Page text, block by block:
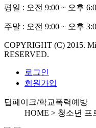
평일 : 오전 9:00 ~ 오후
주말 : 오전 9:00 ~ 오후
COPYRIGHT (C) 2015.
RESERVED.
로그인
회원가입
딥페이크/학교폭력예방
HOME > 청소년 프